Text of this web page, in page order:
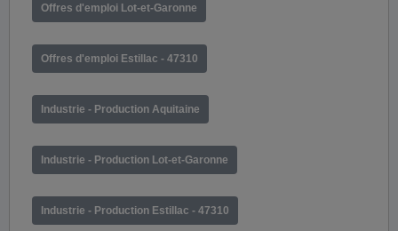
Offres d'emploi Lot-et-Garonne
Offres d'emploi Estillac - 47310
Industrie - Production Aquitaine
Industrie - Production Lot-et-Garonne
Industrie - Production Estillac - 47310